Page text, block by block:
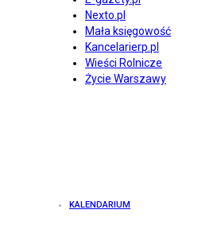
Nexto.pl
Mała księgowość
Kancelarierp.pl
Wieści Rolnicze
Życie Warszawy
KALENDARIUM